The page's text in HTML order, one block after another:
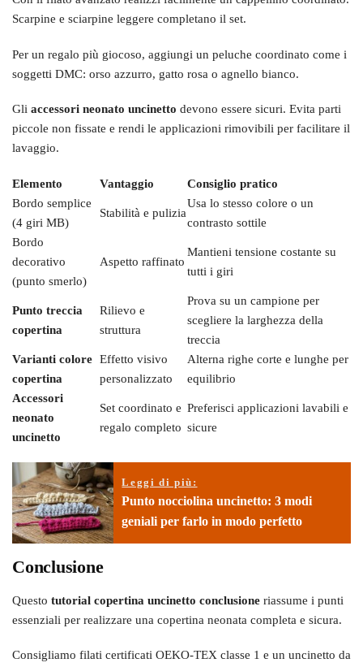
Scarpine e sciarpine leggere completano il set.
Per un regalo più giocoso, aggiungi un peluche coordinato come i
soggetti DMC: orso azzurro, gatto rosa o agnello bianco.
Gli accessori neonato uncinetto devono essere sicuri. Evita parti
piccole non fissate e rendi le applicazioni rimovibili per facilitare il
lavaggio.
Elemento Vantaggio
Consiglio pratico
Bordo semplice
(4 giri MB)
Stabilità e pulizia
Usa lo stesso colore o un
contrasto sottile
Bordo
decorativo
(punto smerlo)
Aspetto raffinato
Mantieni tensione costante su
tutti i giri
Punto treccia
copertina
Rilievo e
struttura
Prova su un campione per
scegliere la larghezza della
treccia
Varianti colore
copertina
Effetto visivo
personalizzato
Alterna righe corte e lunghe per
equilibrio
Accessori
neonato
uncinetto
Set coordinato e
regalo completo
Preferisci applicazioni lavabili e
sicure
Leggi di più:
Punto nocciolina uncinetto: 3 modi
geniali per farlo in modo perfetto
Conclusione
Questo tutorial copertina uncinetto conclusione riassume i punti
essenziali per realizzare una copertina neonata completa e sicura.
Consigliamo filati certificati OEKO-TEX classe 1 e un uncinetto da